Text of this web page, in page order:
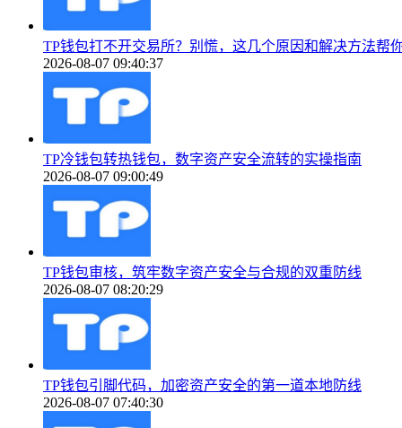
TP钱包打不开交易所？别慌，这几个原因和解决方法帮
2026-08-07 09:40:37
TP冷钱包转热钱包，数字资产安全流转的实操指南
2026-08-07 09:00:49
TP钱包审核，筑牢数字资产安全与合规的双重防线
2026-08-07 08:20:29
TP钱包引脚代码，加密资产安全的第一道本地防线
2026-08-07 07:40:30